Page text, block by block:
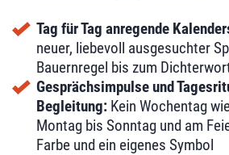
Tag für Tag anregende
neuer, liebevoll ausgesuchter
Bauernregel bis zum
Gesprächsimpulse und
Begleitung: Kein Wochentag
Montag bis Sonntag und am
Farbe und ein eigenes Symbol